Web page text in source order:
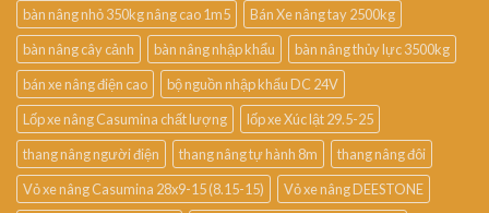
bàn nâng nhỏ 350kg nâng cao 1m5
Bán Xe nâng tay 2500kg
bàn nâng cây cảnh
bàn nâng nhập khẩu
bàn nâng thủy lực 3500kg
bán xe nâng điện cao
bộ nguồn nhập khẩu DC 24V
Lốp xe nâng Casumina chất lượng
lốp xe Xúc lật 29.5-25
thang nâng người điện
thang nâng tự hành 8m
thang nâng đôi
Vỏ xe nâng Casumina 28x9-15 (8.15-15)
Vỏ xe nâng DEESTONE